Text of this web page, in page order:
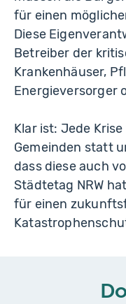
für einen
Diese
Betreiber der
Krankenhäuser,
Energieversorger
Klar ist: Jede
Gemeinden statt
dass diese auch
Städtetag NRW
für einen